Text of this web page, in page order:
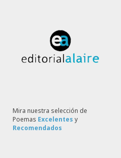
Mira nuestra selección de
Poemas Excelentes y
Recomendados